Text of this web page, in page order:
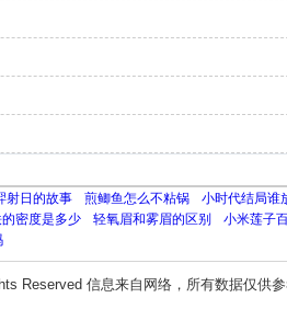
射日的故事 煎鲫鱼怎么不粘锅 小时代结局谁
密度是多少 轻氧眉和雾眉的区别 小米莲子
Reserved 信息来自网络，所有数据仅供